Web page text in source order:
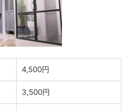
4,500円
3,500円